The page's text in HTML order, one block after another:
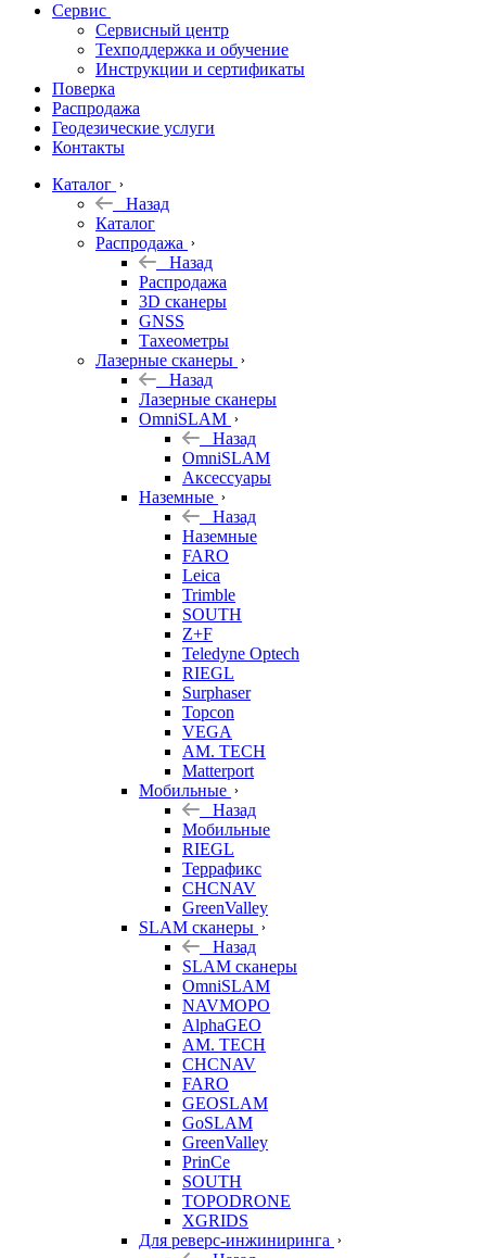
Софт
Георадары
Акции
Гидрография
Подбор
оборудования
по задачам
Архив
Геодезическое
оборудование
Сервис
Сервисный центр
Техподдержка и обучение
Инструкции и сертификаты
Поверка
Распродажа
Геодезические услуги
Контакты
Каталог
Назад
Каталог
Распродажа
Назад
Распродажа
3D сканеры
GNSS
Тахеометры
Лазерные сканеры
Назад
Лазерные сканеры
OmniSLAM
Назад
OmniSLAM
Аксессуары
Наземные
Назад
Наземные
FARO
Leica
Trimble
SOUTH
Z+F
Teledyne Optech
RIEGL
Surphaser
Topcon
VEGA
AM. TECH
Matterport
Мобильные
Назад
Мобильные
RIEGL
Террафикс
CHCNAV
GreenValley
SLAM сканеры
Назад
SLAM сканеры
OmniSLAM
NAVMOPO
AlphaGEO
AM. TECH
CHCNAV
FARO
GEOSLAM
GoSLAM
GreenValley
PrinCe
SOUTH
TOPODRONE
XGRIDS
Для реверс-инжиниринга